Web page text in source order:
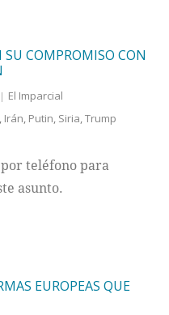
COMPROMISO CON
El Imparcial
, Irán, Putin, Siria,Trump
teléfono para
asunto.
EUROPEAS QUE